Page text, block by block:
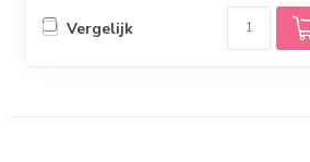
Vergelijk